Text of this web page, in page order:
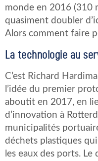
monde en 2016 (310
quasiment doubler
Alors comment faire
La technologie au
C’est Richard
l’idée du premier
aboutit en 2017, en
d’innovation à
municipalités
déchets plastiques
les eaux des ports.